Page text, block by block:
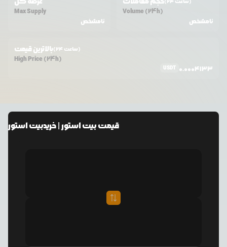
Max Supply
نامشخص
(24 ساعت)
Volume (24h)
نامشخص
بالاترین قیمت (24 ساعت)
High Price (24h)
USDT 0.0004133
قیمتبیت استور | خریدبیت استور